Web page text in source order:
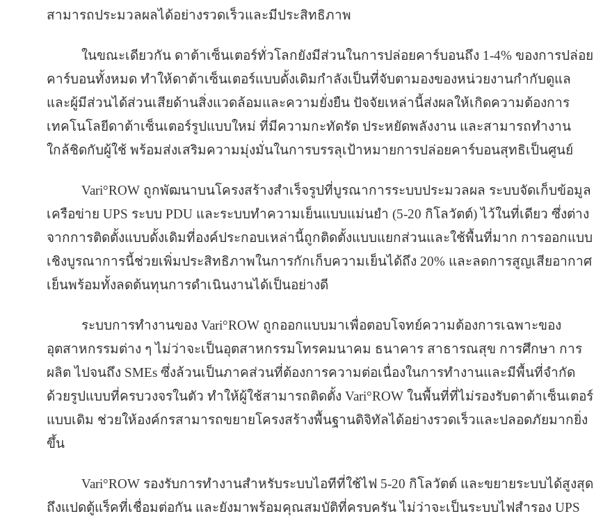
สามารถประมวลผลได้อย่างรวดเร็วและมีประสิทธิภาพ
ในขณะเดียวกัน ดาต้าเซ็นเตอร์ทั่วโลกยังมีส่วนในการปล่อยคาร์บอนถึง 1-4% ของการปล่อย
คาร์บอนทั้งหมด ทำให้ดาต้าเซ็นเตอร์แบบดั้งเดิมกำลังเป็นที่จับตามองของหน่วยงานกำกับดูแล
และผู้มีส่วนได้ส่วนเสียด้านสิ่งแวดล้อมและความยั่งยืน ปัจจัยเหล่านี้ส่งผลให้เกิดความต้องการ
เทคโนโลยีดาต้าเซ็นเตอร์รูปแบบใหม่ ที่มีความกะทัดรัด ประหยัดพลังงาน และสามารถทำงาน
ใกล้ชิดกับผู้ใช้ พร้อมส่งเสริมความมุ่งมั่นในการบรรลุเป้าหมายการปล่อยคาร์บอนสุทธิเป็นศูนย์
Vari°ROW ถูกพัฒนาบนโครงสร้างสำเร็จรูปที่บูรณาการระบบประมวลผล ระบบจัดเก็บข้อมูล
เครือข่าย UPS ระบบ PDU และระบบทำความเย็นแบบแม่นยำ (5-20 กิโลวัตต์) ไว้ในที่เดียว ซึ่งต่าง
จากการติดตั้งแบบดั้งเดิมที่องค์ประกอบเหล่านี้ถูกติดตั้งแบบแยกส่วนและใช้พื้นที่มาก การออกแบบ
เชิงบูรณาการนี้ช่วยเพิ่มประสิทธิภาพในการกักเก็บความเย็นได้ถึง 20% และลดการสูญเสียอากาศ
เย็นพร้อมทั้งลดต้นทุนการดำเนินงานได้เป็นอย่างดี
ระบบการทำงานของ Vari°ROW ถูกออกแบบมาเพื่อตอบโจทย์ความต้องการเฉพาะของ
อุตสาหกรรมต่าง ๆ ไม่ว่าจะเป็นอุตสาหกรรมโทรคมนาคม ธนาคาร สาธารณสุข การศึกษา การ
ผลิต ไปจนถึง SMEs ซึ่งล้วนเป็นภาคส่วนที่ต้องการความต่อเนื่องในการทำงานและมีพื้นที่จำกัด
ด้วยรูปแบบที่ครบวงจรในตัว ทำให้ผู้ใช้สามารถติดตั้ง Vari°ROW ในพื้นที่ที่ไม่รองรับดาต้าเซ็นเตอร์
แบบเดิม ช่วยให้องค์กรสามารถขยายโครงสร้างพื้นฐานดิจิทัลได้อย่างรวดเร็วและปลอดภัยมากยิ่ง
ขึ้น
Vari°ROW รองรับการทำงานสำหรับระบบไอทีที่ใช้ไฟ 5-20 กิโลวัตต์ และขยายระบบได้สูงสุด
ถึงแปดตู้แร็คที่เชื่อมต่อกัน และยังมาพร้อมคุณสมบัติที่ครบครัน ไม่ว่าจะเป็นระบบไฟสำรอง UPS